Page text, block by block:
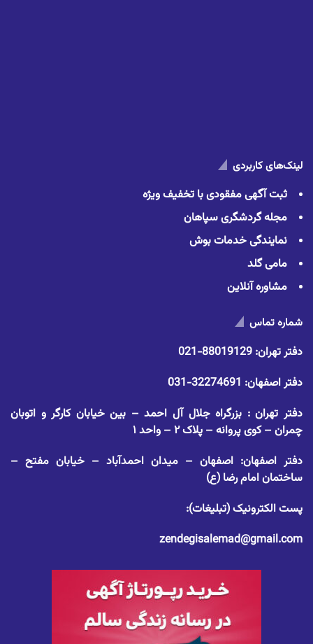
لینک‌های کاربردی
ثبت آگهی مفقودی با تخفیف ویژه
مجله گردشگری سپاهان
نمایندگی خدمات بوش
مامی گلد
مشاوره آنلاین
شماره تماس
دفتر تهران: 88019129-021
دفتر اصفهان: 32274691-031
دفتر تهران : بزرگراه جلال آل احمد – بین خیابان کارگر و اتوبان
چمران – کوی پروانه – پلاک ۲ – واحد ۱
دفتر اصفهان: اصفهان – میدان احمدآباد – خیابان مفتح –
ساختمان امام رضا (ع)
پست الکترونیک (تبلیغات):
zendegisalemad@gmail.com